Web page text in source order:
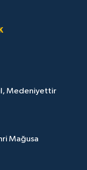
Medeniyettir
Mağusa